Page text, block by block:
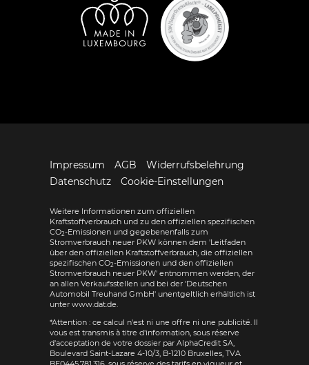
Impressum AGB
Widerrufsbelehrung
Datenschutz
Cookie-Einstellungen
Weitere Informationen zum offiziellen
Kraftstoffverbrauch und zu den offiziellen spezifischen
CO2-Emissionen und gegebenenfalls zum
Stromverbrauch neuer PKW können dem 'Leitfaden
über den offiziellen Kraftstoffverbrauch, die offiziellen
spezifischen CO2-Emissionen und den offiziellen
Stromverbrauch neuer PKW' entnommen werden, der
an allen Verkaufsstellen und bei der 'Deutschen
Automobil Treuhand GmbH' unentgeltlich erhältlich ist
unter www.dat.de.
*Attention : ce calcul n'est ni une offre ni une publicité. Il
vous est transmis à titre d'information, sous réserve
d'acceptation de votre dossier par AlphaCredit SA,
Boulevard Saint-Lazare 4-10/3, B-1210 Bruxelles, TVA